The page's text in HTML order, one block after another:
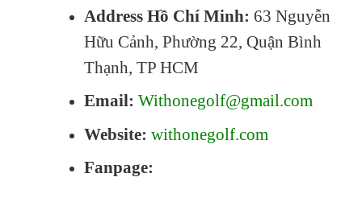
Address Hồ Chí Minh: 63 Nguyễn
Hữu Cảnh, Phường 22, Quận Bình
Thạnh, TP HCM
Email: Withonegolf@gmail.com
Website: withonegolf.com
Fanpage: